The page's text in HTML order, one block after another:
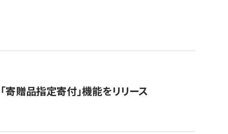
贈品指定寄付」機能をリリース